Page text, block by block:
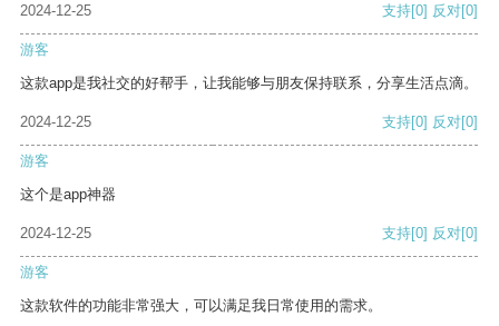
2024-12-25 支持[0] 反对[0]
游客
这款app是我社交的好帮手，让我能够与朋友保持联系，分享生活点滴。
2024-12-25 支持[0] 反对[0]
游客
这个是app神器
2024-12-25 支持[0] 反对[0]
游客
这款软件的功能非常强大，可以满足我日常使用的需求。